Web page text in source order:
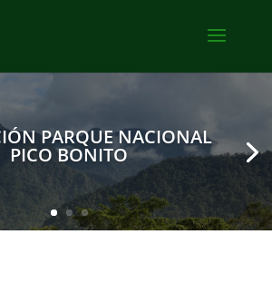
PARQUE NACIONAL
PICO BONITO